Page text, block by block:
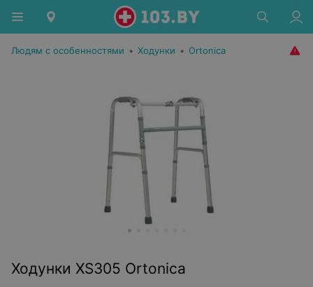
Людям с особенностями • Ходунки • Ortonica
Ходунки XS305 Ortonica